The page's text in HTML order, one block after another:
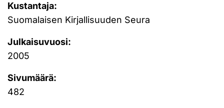
Kustantaja:
Suomalaisen Kirjallisuuden Seura
Julkaisuvuosi:
2005
Sivumäärä:
482